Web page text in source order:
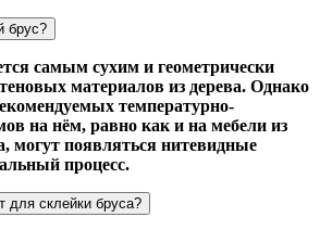
брус?
самым сухим и геометрически
материалов из дерева. Однако
температурно-
на нём, равно как и на мебели из
могут появляться нитевидные
процесс.
для склейки бруса?